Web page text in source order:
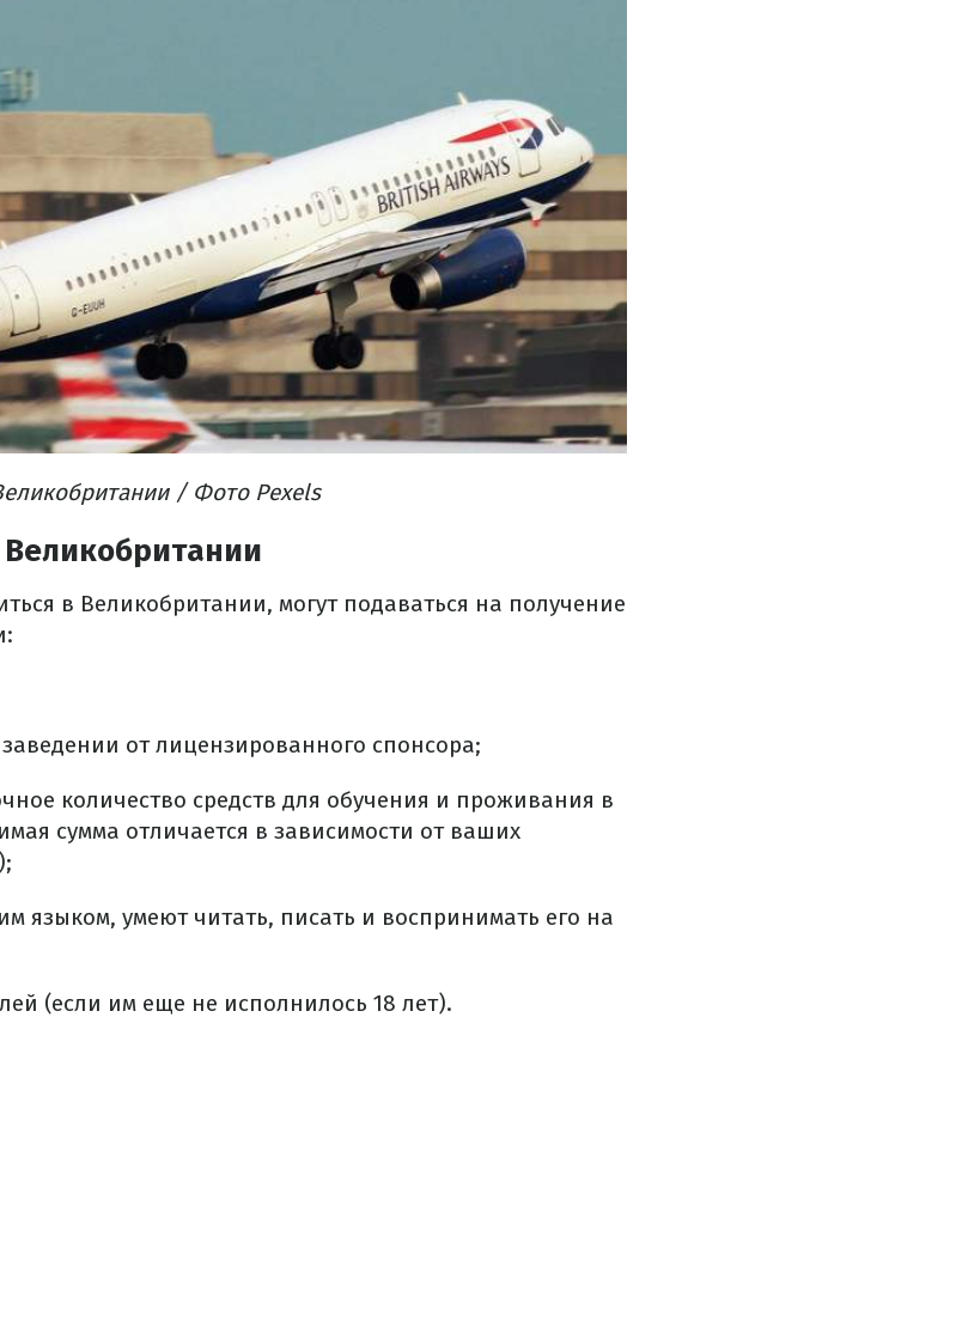
/ Фото Pexels
Великобритании
в Великобритании, могут подаваться на получение
от лицензированного спонсора;
количество средств для обучения и проживания в
сумма отличается в зависимости от ваших
языком, умеют читать, писать и воспринимать его на
(если им еще не исполнилось 18 лет).